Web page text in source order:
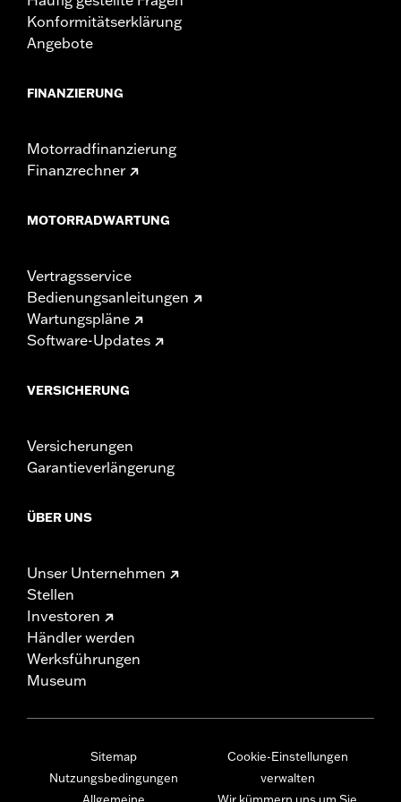
Konformitätserklärung
Angebote
FINANZIERUNG
Motorradfinanzierung
Finanzrechner
MOTORRADWARTUNG
Vertragsservice
Bedienungsanleitungen
Wartungspläne
Software-Updates
VERSICHERUNG
Versicherungen
Garantieverlängerung
ÜBER UNS
Unser Unternehmen
Stellen
Investoren
Händler werden
Werksführungen
Museum
Sitemap
Nutzungsbedingungen
Allgemeine
Cookie-Einstellungen
verwalten
Wir kümmern uns um Sie